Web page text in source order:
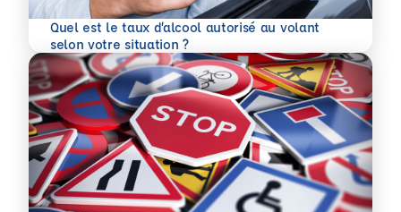
Quel est le taux d’alcool autorisé au volant
selon votre situation ?
En savoir plus